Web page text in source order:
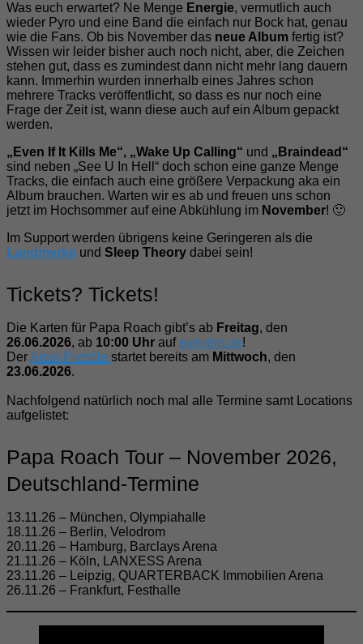
Was euch erwartet? Ne Menge Energie, vermutlich auch
wieder Pyro und eine Band die einfach nur Bock hat, genau
wie die Fans. Ob bis November das neue Album fertig ist?
Wissen wir leider bisher auch noch nicht, aber, die Zeichen
stehen gut, dass es zumindest dann nicht mehr lang dauern
kann. Immerhin wurden innerhalb eines Jahres schon
mehrere Tracks veröffentlicht, so dass es nur noch eine
Frage der Zeit ist, wann diese auch auf ein Album gepackt
werden.
„Even If It Kills Me“, „Wake Up Calling“ und „Braindead“
sind neben „See U In Hell“ doch schon eine ganze Menge
Tracks, die einfach auch eine größere Verpackung aka ein
Album brauchen. Warten wir es ab und freuen uns schon
jetzt im Hochsommer auf eine Abkühlung im November! 🙂
Im Support werden übrigens keine Geringeren als die
Landmvrks und Sleep Theory dabei sein!
Tickets? Tickets!
Die Karten für Papa Roach gibt’s ab Freitag, den
26.06.2026, ab 10:00 Uhr aufeventim.de!
DerArtist-Presale startet bereits am Mittwoch, den
23.06.2026.
Nachfolgend natürlich noch mal alle Termine samt Locations
aufgelistet:
Papa Roach Tour – November 2026,
Deutschland-Termine
13.11.26 – München, Olympiahalle
18.11.26 – Berlin, Velodrom
20.11.26 – Hamburg, Barclays Arena
21.11.26 – Köln, LANXESS Arena
23.11.26 – Leipzig, QUARTERBACK Immobilien Arena
26.11.26 – Frankfurt, Festhalle